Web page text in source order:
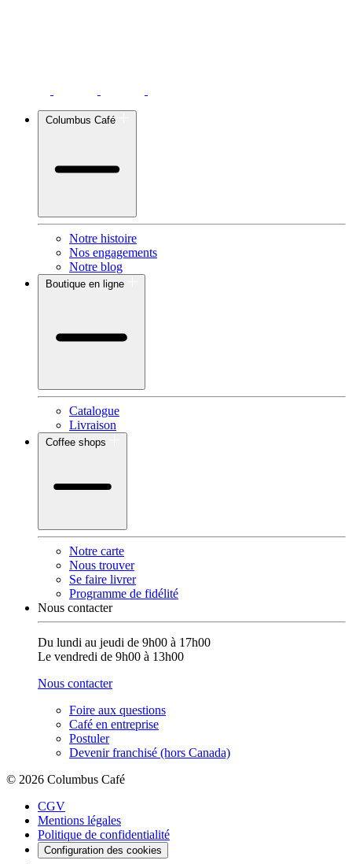
Columbus Café
Notre histoire
Nos engagements
Notre blog
Boutique en ligne
Catalogue
Livraison
Coffee shops
Notre carte
Nous trouver
Se faire livrer
Programme de fidélité
Nous contacter
Du lundi au jeudi de 9h00 à 17h00
Le vendredi de 9h00 à 13h00
Nous contacter
Foire aux questions
Café en entreprise
Postuler
Devenir franchisé (hors Canada)
© 2026 Columbus Café
CGV
Mentions légales
Politique de confidentialité
Configuration des cookies